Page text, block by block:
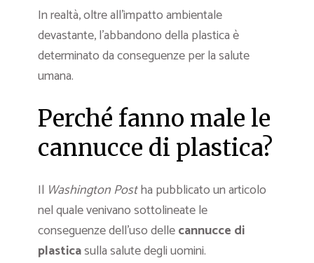
In realtà, oltre all’impatto ambientale
devastante, l’abbandono della plastica è
determinato da conseguenze per la salute
umana.
Perché fanno male le
cannucce di plastica?
Il Washington Postha pubblicato un articolo
nel quale venivano sottolineate le
conseguenze dell’uso dellecannucce di
plasticasulla salute degli uomini.